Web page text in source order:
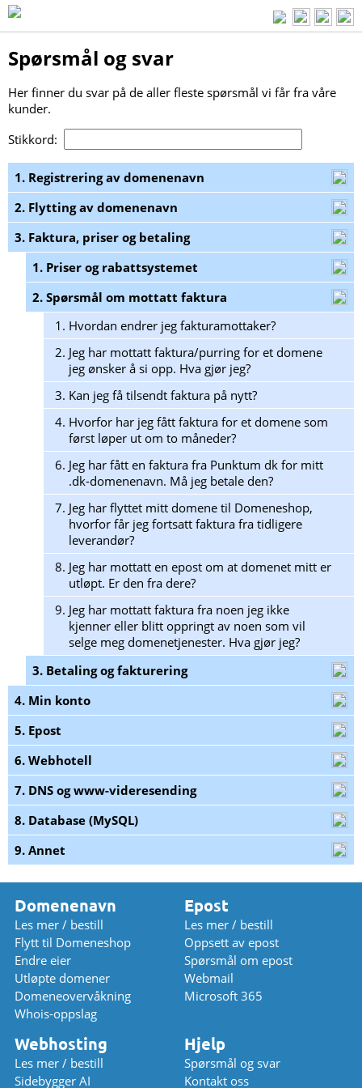
Spørsmål og svar
Her finner du svar på de aller fleste spørsmål vi får fra våre
kunder.
Stikkord:
1. Registrering av domenenavn
2. Flytting av domenenavn
3. Faktura, priser og betaling
1. Priser og rabattsystemet
2. Spørsmål om mottatt faktura
1. Hvordan endrer jeg fakturamottaker?
2. Jeg har mottatt faktura/purring for et domene
jeg ønsker å si opp. Hva gjør jeg?
3. Kan jeg få tilsendt faktura på nytt?
4. Hvorfor har jeg fått faktura for et domene som
først løper ut om to måneder?
6. Jeg har fått en faktura fra Punktum dk for mitt
.dk-domenenavn. Må jeg betale den?
7. Jeg har flyttet mitt domene til Domeneshop,
hvorfor får jeg fortsatt faktura fra tidligere
leverandør?
8. Jeg har mottatt en epost om at domenet mitt er
utløpt. Er den fra dere?
9. Jeg har mottatt faktura fra noen jeg ikke
kjenner eller blitt oppringt av noen som vil
selge meg domenetjenester. Hva gjør jeg?
3. Betaling og fakturering
4. Min konto
5. Epost
6. Webhotell
7. DNS og www-videresending
8. Database (MySQL)
9. Annet
Domenenavn
Les mer / bestill
Flytt til Domeneshop
Endre eier
Utløpte domener
Domeneovervåkning
Whois-oppslag
Epost
Les mer / bestill
Oppsett av epost
Spørsmål om epost
Webmail
Microsoft 365
Webhosting
Les mer / bestill
Sidebygger AI
Hjelp
Spørsmål og svar
Kontakt oss